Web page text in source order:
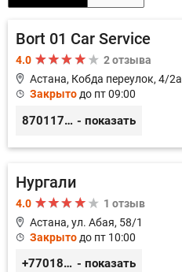
Bort 01 Car Service
4.0
2 отзыва
Астана, Кобда переулок, 4/2а
Закрыто до пт 09:00
87011754444 - показать
Нургали
4.0
1 отзыв
Астана, ул. Абая, 58/1
Закрыто до пт 10:00
+77018150536 - показать